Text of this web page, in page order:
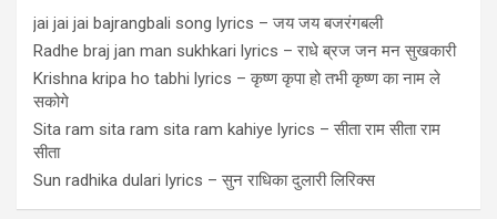
jai jai jai bajrangbali song lyrics – जय जय बजरंगबली
Radhe braj jan man sukhkari lyrics – राधे ब्रज जन मन सुखकारी
Krishna kripa ho tabhi lyrics – कृष्ण कृपा हो तभी कृष्ण का नाम ले
सकोगे
Sita ram sita ram sita ram kahiye lyrics – सीता राम सीता राम
सीता
Sun radhika dulari lyrics – सुन राधिका दुलारी लिरिक्स